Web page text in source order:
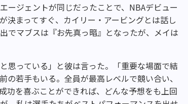
ージェントが同じだったことで、NBAデビュー
決まってすぐ、カイリー・アービングとは話し
でマブスは『お先真っ暗』となったが、メイは
思っている」と彼は言った。「重要な場面で結
若手もいる。全員が最高レベルで競い合い、
功を喜ぶことができれば、どんな予想をも上回